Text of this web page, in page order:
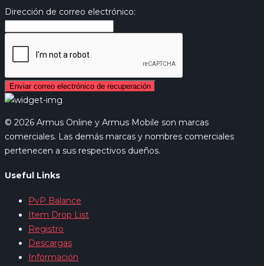
Dirección de correo electrónico:
Enviar correo electrónico de recuperación
© 2026 Armus Online y Armus Mobile son marcas
comerciales. Las demás marcas y nombres comerciales
pertenecen a sus respectivos dueños.
Useful Links
PvP Balance
Item Drop List
Registro
Descargas
Información